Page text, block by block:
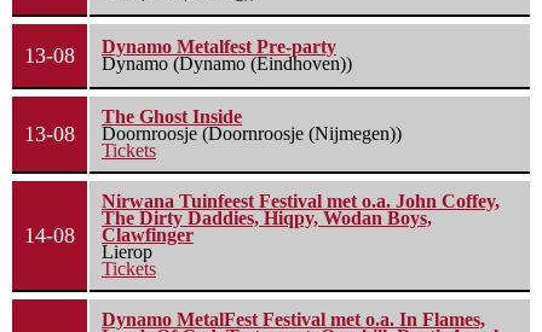
13-08
Dynamo Metalfest Pre-party
Dynamo (Dynamo (Eindhoven))
13-08
The Ghost Inside
Doornroosje (Doornroosje (Nijmegen))
Tickets
14-08
Nirwana Tuinfeest Festival met o.a. John Coffey,
The Dirty Daddies, Hiqpy, Wodan Boys,
Clawfinger
Lierop
Tickets
Dynamo MetalFest Festival met o.a. In Flames,